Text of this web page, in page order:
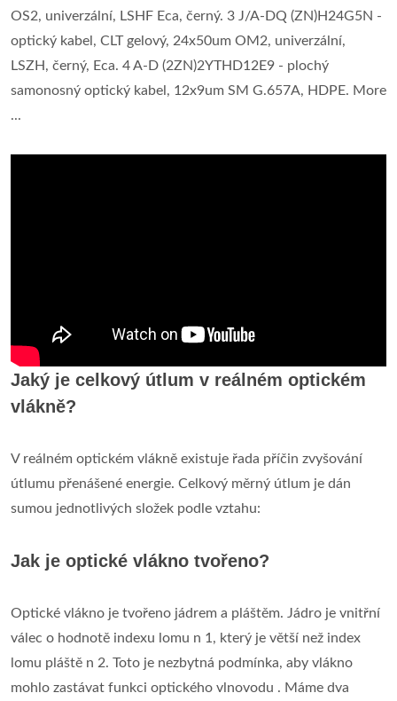
OS2, univerzální, LSHF Eca, černý. 3 J/A-DQ (ZN)H24G5N -
optický kabel, CLT gelový, 24x50um OM2, univerzální,
LSZH, černý, Eca. 4 A-D (2ZN)2YTHD12E9 - plochý
samonosný optický kabel, 12x9um SM G.657A, HDPE. More
...
Jaký je celkový útlum v reálném optickém
vlákně?
V reálném optickém vlákně existuje řada příčin zvyšování
útlumu přenášené energie. Celkový měrný útlum je dán
sumou jednotlivých složek podle vztahu:
Jak je optické vlákno tvořeno?
Optické vlákno je tvořeno jádrem a pláštěm. Jádro je vnitřní
válec o hodnotě indexu lomu n 1, který je větší než index
lomu pláště n 2. Toto je nezbytná podmínka, aby vlákno
mohlo zastávat funkci optického vlnovodu . Máme dva